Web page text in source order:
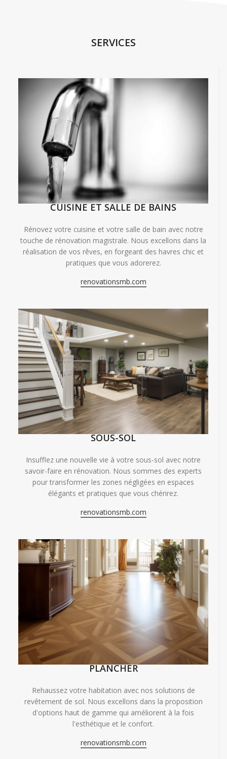
SERVICES
CUISINE ET SALLE DE BAINS
Rénovez votre cuisine et votre salle de bain avec notre
touche de rénovation magistrale. Nous excellons dans la
réalisation de vos rêves, en forgeant des havres chic et
pratiques que vous adorerez.
renovationsmb.com
SOUS-SOL
Insufflez une nouvelle vie à votre sous-sol avec notre
savoir-faire en rénovation. Nous sommes des experts
pour transformer les zones négligées en espaces
élégants et pratiques que vous chérirez.
renovationsmb.com
PLANCHER
Rehaussez votre habitation avec nos solutions de
revêtement de sol. Nous excellons dans la proposition
d'options haut de gamme qui améliorent à la fois
l'esthétique et le confort.
renovationsmb.com